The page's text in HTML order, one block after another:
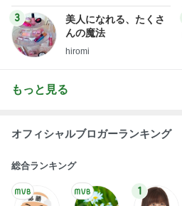
3
美人になれる、たくさ
んの魔法
hiromi
もっと見る
オフィシャルブロガーランキング
総合ランキング
1